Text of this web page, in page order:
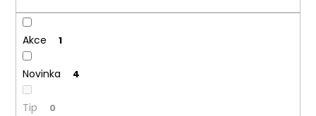
o
d
u
k
ů
Akce 1
Novinka 4
Tip 0
p
o
u
u